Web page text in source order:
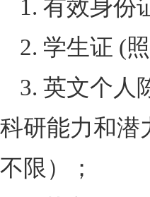
1. 有效身份
2. 学生证 (
3. 英文个人
科研能力和潜
不限）；